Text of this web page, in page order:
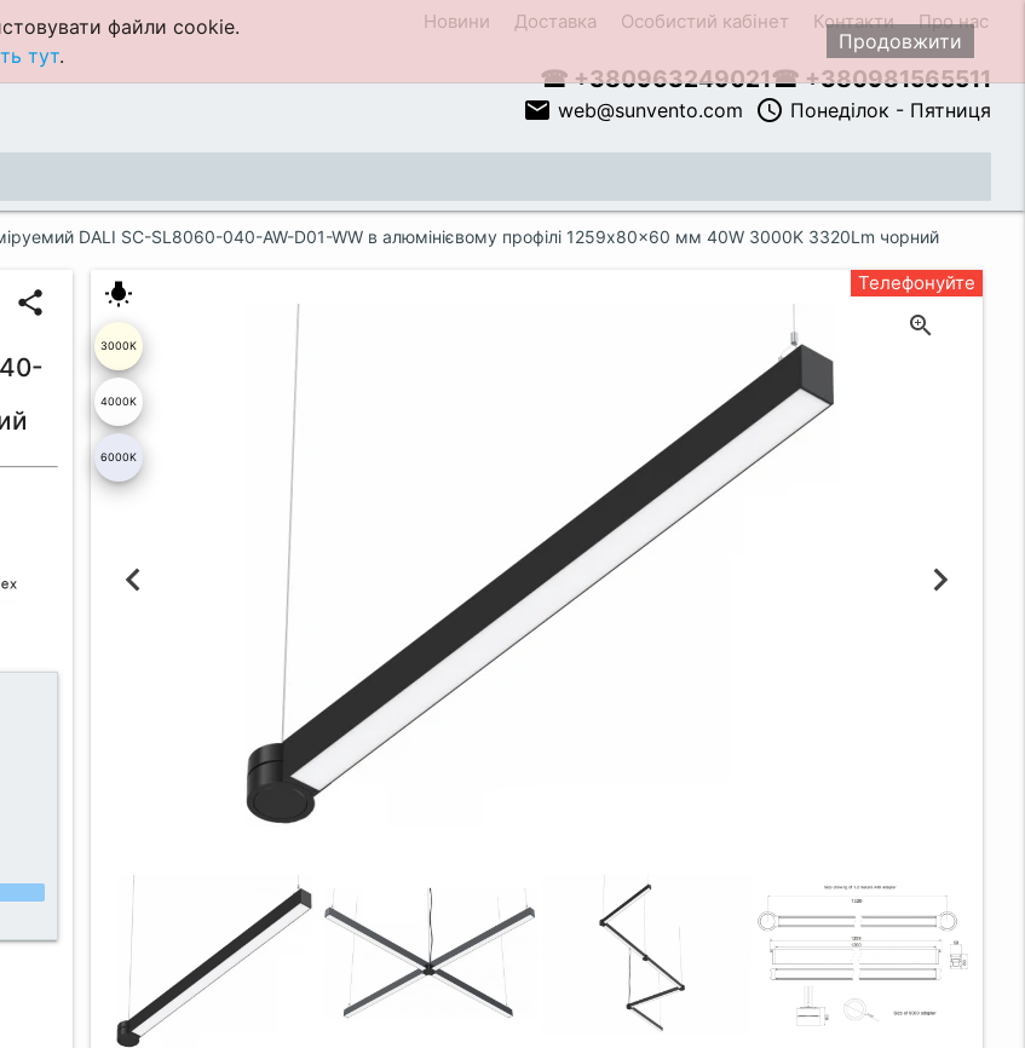
Новини Доставка Особистий кабінет Контакти Про нас
☎ +380963249021☎ +380981565511
email web@sunvento.com access_time Понеділок - Пятниця
DALI SC-SL8060-040-AW-D01-WW в алюмінієвому профілі 1259x80x60 мм 40W 3000K 3320Lm чорний
share wb_incandescent
3000K
4000K
6000K
Телефонуйте
Продовжити
файли cookie.
тут.